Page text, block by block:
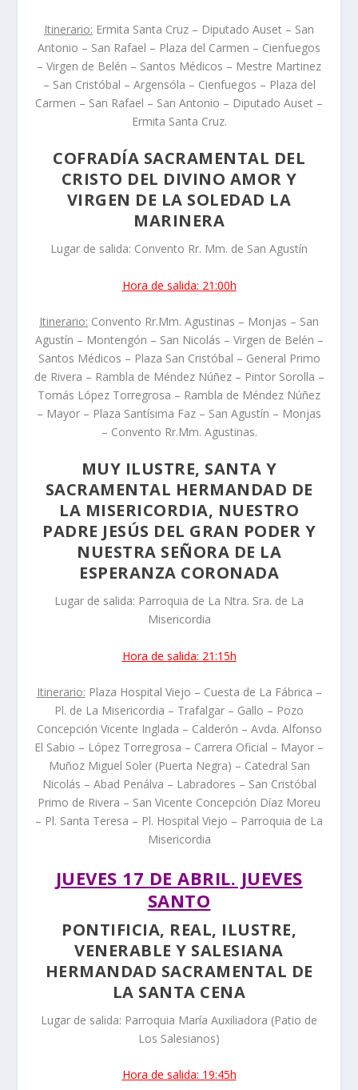
Itinerario: Ermita Santa Cruz – Diputado Auset – San
Antonio – San Rafael – Plaza del Carmen – Cienfuegos
– Virgen de Belén – Santos Médicos – Mestre Martinez
– San Cristóbal – Argensóla – Cienfuegos – Plaza del
Carmen – San Rafael – San Antonio – Diputado Auset –
Ermita Santa Cruz.
COFRADÍA SACRAMENTAL DEL
CRISTO DEL DIVINO AMOR Y
VIRGEN DE LA SOLEDAD LA
MARINERA
Lugar de salida: Convento Rr. Mm. de San Agustín
Hora de salida: 21:00h
Itinerario: Convento Rr.Mm. Agustinas – Monjas – San
Agustín – Montengón – San Nicolás – Virgen de Belén –
Santos Médicos – Plaza San Cristóbal – General Primo
de Rivera – Rambla de Méndez Núñez – Pintor Sorolla –
Tomás López Torregrosa – Rambla de Méndez Núñez
– Mayor – Plaza Santísima Faz – San Agustín – Monjas
– Convento Rr.Mm. Agustinas.
MUY ILUSTRE, SANTA Y
SACRAMENTAL HERMANDAD DE
LA MISERICORDIA, NUESTRO
PADRE JESÚS DEL GRAN PODER Y
NUESTRA SEÑORA DE LA
ESPERANZA CORONADA
Lugar de salida: Parroquia de La Ntra. Sra. de La
Misericordia
Hora de salida: 21:15h
Itinerario: Plaza Hospital Viejo – Cuesta de La Fábrica –
Pl. de La Misericordia – Trafalgar – Gallo – Pozo
Concepción Vicente Inglada – Calderón – Avda. Alfonso
El Sabio – López Torregrosa – Carrera Oficial – Mayor –
Muñoz Miguel Soler (Puerta Negra) – Catedral San
Nicolás – Abad Penálva – Labradores – San Cristóbal
Primo de Rivera – San Vicente Concepción Díaz Moreu
– Pl. Santa Teresa – Pl. Hospital Viejo – Parroquia de La
Misericordia
JUEVES 17 DE ABRIL. JUEVES
SANTO
PONTIFICIA, REAL, ILUSTRE,
VENERABLE Y SALESIANA
HERMANDAD SACRAMENTAL DE
LA SANTA CENA
Lugar de salida: Parroquia María Auxiliadora (Patio de
Los Salesianos)
Hora de salida: 19:45h